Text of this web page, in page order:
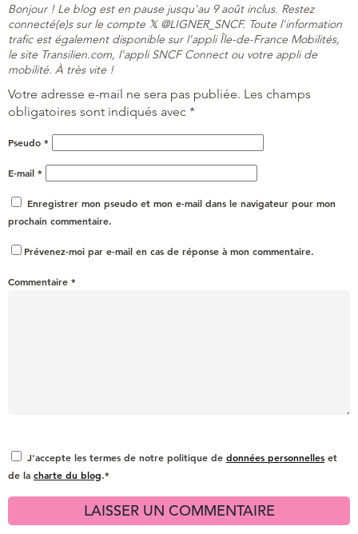
Bonjour ! Le blog est en pause jusqu'au 9 août inclus. Restez
connecté(e)s sur le compte 𝕏 @LIGNER_SNCF. Toute l'information
trafic est également disponible sur l'appli Île-de-France Mobilités,
le site Transilien.com, l'appli SNCF Connect ou votre appli de
mobilité. À très vite !
Votre adresse e-mail ne sera pas publiée. Les champs
obligatoires sont indiqués avec *
Pseudo *
E-mail *
Enregistrer mon pseudo et mon e-mail dans le navigateur pour mon
prochain commentaire.
Prévenez-moi par e-mail en cas de réponse à mon commentaire.
Commentaire *
J'accepte les termes de notre politique de données personnelles et
de la charte du blog.*